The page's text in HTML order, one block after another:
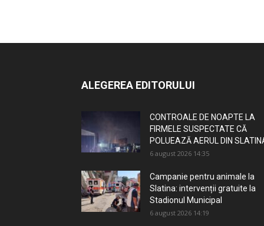
ALEGEREA EDITORULUI
CONTROALE DE NOAPTE LA
FIRMELE SUSPECTATE CĂ
POLUEAZĂ AERUL DIN
6 august 2026 14:35
Campanie pentru animale la
Slatina: intervenții gratuite la
Stadionul Municipal
6 august 2026 14:19